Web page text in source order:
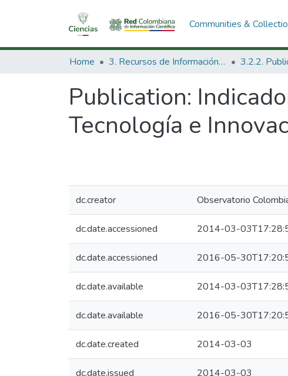
Communities &
Home 3. Recursos de Información Científica y Tecnológica
Publication:
Tecnología e
dc.creator Observatorio
dc.date.accessioned 2014-03-
dc.date.accessioned 2016-05-
dc.date.available 2014-03-
dc.date.available 2016-05-
dc.date.created 2014-03-03
dc.date.issued 2014-03-03